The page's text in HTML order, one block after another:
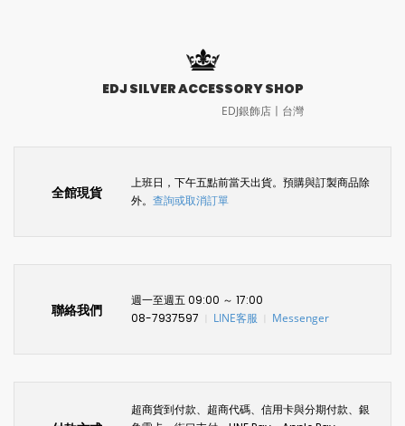
EDJ SILVER ACCESSORY SHOP
EDJ銀飾店〡台灣
全館現貨
上班日，下午五點前當天出貨。預購與訂製商品除
外。 查詢或取消訂單
聯絡我們
週一至週五 09:00 ～ 17:00
08-7937597
LINE客服 Messenger
超商貨到付款、超商代碼、信用卡與分期付款、銀